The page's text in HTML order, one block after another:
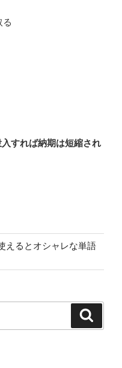
る
すれば納期は短縮され
えるとオシャレな単語